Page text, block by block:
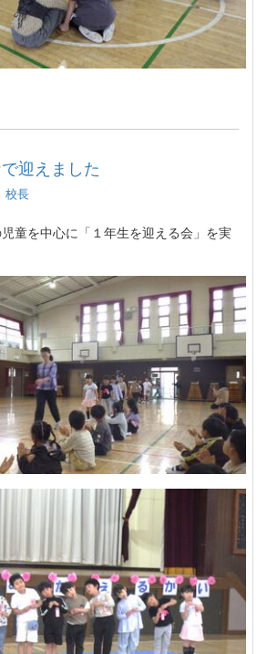
迎えました
校長
童を中心に「１年生を迎える会」を実